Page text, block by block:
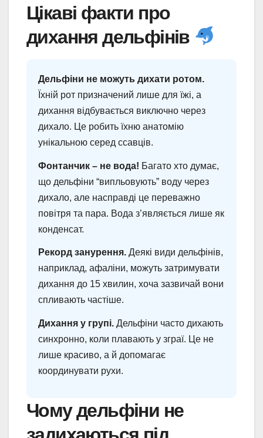
Цікаві факти про
дихання дельфінів
Дельфіни не можуть дихати ротом.
Їхній рот призначений лише для їжі, а
дихання відбувається виключно через
дихало. Це робить їхню анатомію
унікальною серед ссавців.
Фонтанчик – не вода! Багато хто думає,
що дельфіни “випльовують” воду через
дихало, але насправді це переважно
повітря та пара. Вода з’являється лише як
конденсат.
Рекорд занурення. Деякі види дельфінів,
наприклад, афаліни, можуть затримувати
дихання до 15 хвилин, хоча зазвичай вони
спливають частіше.
Дихання у групі. Дельфіни часто дихають
синхронно, коли плавають у зграї. Це не
лише красиво, а й допомагає
координувати рухи.
Чому дельфіни не